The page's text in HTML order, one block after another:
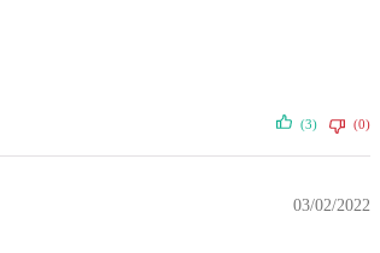
(3) (0)
03/02/2022